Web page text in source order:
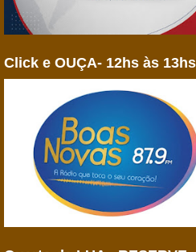
Click e OUÇA- 12hs às